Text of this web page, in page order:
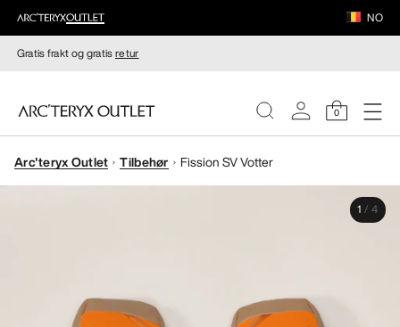
NO
Gratis frakt og gratisretur
0
DAMER
Arc'teryx Outlet Tilbehør Fission SV Votter
1 / 4